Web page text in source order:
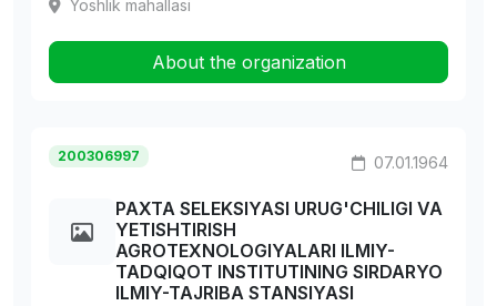
Yoshlik mahallasi
About the organization
200306997 07.01.1964
PAXTA SELEKSIYASI URUG'CHILIGI VA
YETISHTIRISH
AGROTEXNOLOGIYALARI ILMIY-
TADQIQOT INSTITUTINING SIRDARYO
ILMIY-TAJRIBA STANSIYASI